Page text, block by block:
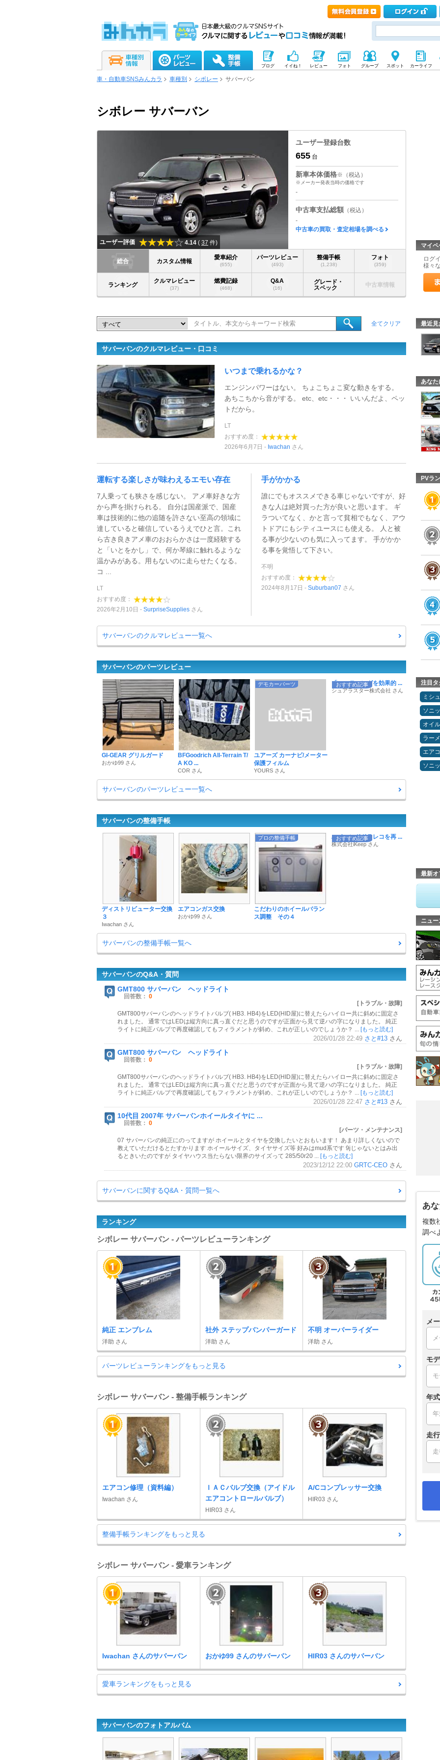
ブログ イイね！ レビュー フォト グループ スポット カーライフ
車・自動車SNSみんカラ 車種別 シボレー サバーバン
シボレー サバーバン
ユーザー評価 4.14 ( 37 件)
ユーザー登録台数
655 台
新車本体価格※（税込）
※メーカー発表当時の価格です
-
中古車支払総額 （税込）
-
中古車の買取・査定相場を調べる
総合 カスタム情報
愛車紹介
(655)
パーツレビュー
(493)
整備手帳
(1,238)
フォト
(359)
ランキング
クルマレビュー
(37)
燃費記録
(468)
Q&A
(16)
グレード・
スペック
中古車情報
全てクリア
サバーバンのクルマレビュー・口コミ
いつまで乗れるかな？
エンジンパワーはない。 ちょこちょこ変な動きをする。
あちこちから音がする。 etc、etc・・・ いいんだよ、ペッ
トだから。
LT
おすすめ度：
2026年6月7日
Iwachan さん
運転する楽しさが味わえるエモい存在
7人乗っても狭さを感じない。 アメ車好きな方
から声を掛けられる。 自分は国産派で、国産
車は技術的に他の追随を許さない至高の領域に
達していると確信しているうえでひと言。これ
ら古き良きアメ車のおおらかさは一度経験する
と「いとをかし」で、何か琴線に触れるような
温かみがある。用もないのに走らせたくなる。
コ ...
LT
おすすめ度：
2026年2月10日
SurpriseSupplies さん
手がかかる
誰にでもオススメできる車じゃないですが、好
きな人は絶対買った方が良いと思います。 ギ
ラついてなく、かと言って貧相でもなく、アウ
トドアにもシティユースにも使える。 人と被
る事が少ないのも気に入ってます。 手がかか
る事を覚悟して下さい。
不明
おすすめ度：
2024年8月17日
Suburban07 さん
サバーバンのクルマレビュー一覧へ
サバーバンのパーツレビュー
GI-GEAR グリルガード
おかゆ99 さん
BFGoodrich All-Terrain T/
A KO ...
COR さん
デモカーパーツ
ユアーズ カーナビ/メーター
保護フィルム
YOURS さん
おすすめ記事
「コーティングを効果的 ...
シュアラスター株式会社 さん
サバーバンのパーツレビュー一覧へ
サバーバンの整備手帳
ディストリビューター交換
３
Iwachan さん
エアコンガス交換
おかゆ99 さん
プロの整備手帳
こだわりのホイールバラン
ス調整 その４
おすすめ記事
ハイエンドドラレコを再 ...
株式会社iKeep さん
サバーバンの整備手帳一覧へ
サバーバンのQ&A・質問
GMT800 サバーバン ヘッドライト
回答数： 0
[トラブル・故障]
GMT800サバーバンのヘッドライトバルブ( HB3. HB4)をLED(HID屋)に替えたらハイロー共に斜めに固定さ
れました。 通常ではLEDは縦方向に真っ直ぐだと思うのですが正面から見て逆ハの字になりました。 純正
ライトに純正バルブで再度確認してもフィラメントが斜め、これが正しいのでしょうか？ ... [もっと読む]
2026/01/28 22:49 さと#13 さん
GMT800 サバーバン ヘッドライト
回答数： 0
[トラブル・故障]
GMT800サバーバンのヘッドライトバルブ( HB3. HB4)をLED(HID屋)に替えたらハイロー共に斜めに固定さ
れました。 通常ではLEDは縦方向に真っ直ぐだと思うのですが正面から見て逆ハの字になりました。 純正
ライトに純正バルブで再度確認してもフィラメントが斜め、これが正しいのでしょうか？ ... [もっと読む]
2026/01/28 22:47 さと#13 さん
10代目 2007年 サバーバンホイールタイヤに ...
回答数： 0
[パーツ・メンテナンス]
07 サバーバンの純正にのってますが ホイールとタイヤを交換したいとおもいます！ あまり詳しくないので
教えていただけるとたすかります ホイールサイズ、タイヤサイズ等 好みはmud系です 9jじゃないとはみ出
るときいたのですが タイヤハウス当たらない限界のサイズって 285/50r20 ... [もっと読む]
2023/12/12 22:00 GRTC-CEO さん
サバーバンに関するQ&A・質問一覧へ
ランキング
シボレー サバーバン - パーツレビューランキング
純正 エンブレム
洋助 さん
社外 ステップバンパーガード
洋助 さん
不明 オーバーライダー
洋助 さん
パーツレビューランキングをもっと見る
シボレー サバーバン - 整備手帳ランキング
エアコン修理（資料編）
Iwachan さん
ＩＡＣバルブ交換（アイドル
エアコントロールバルブ）
HIR03 さん
A/Cコンプレッサー交換
HIR03 さん
整備手帳ランキングをもっと見る
シボレー サバーバン - 愛車ランキング
Iwachan さんのサバーバン おかゆ99 さんのサバーバン HIR03 さんのサバーバン
愛車ランキングをもっと見る
サバーバンのフォトアルバム
マイ
ログ
様々
最近見
あなた
PVラ
注目タ
ミシ
ソニ
オイ
ラー
エア
ソニ
最新オ
ニュー
あ
複数
調べ
メ
モ
年式
走